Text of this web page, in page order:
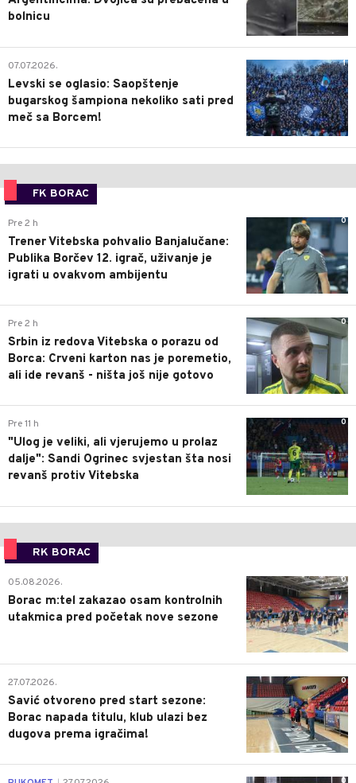
bolnicu
1
07.07.2026.
Levski se oglasio: Saopštenje
bugarskog šampiona nekoliko sati pred
meč sa Borcem!
FK BORAC
0
Pre 2 h
Trener Vitebska pohvalio Banjalučane:
Publika Borčev 12. igrač, uživanje je
igrati u ovakvom ambijentu
0
Pre 2 h
Srbin iz redova Vitebska o porazu od
Borca: Crveni karton nas je poremetio,
ali ide revanš - ništa još nije gotovo
0
Pre 11 h
"Ulog je veliki, ali vjerujemo u prolaz
dalje": Sandi Ogrinec svjestan šta nosi
revanš protiv Vitebska
RK BORAC
0
05.08.2026.
Borac m:tel zakazao osam kontrolnih
utakmica pred početak nove sezone
0
27.07.2026.
Savić otvoreno pred start sezone:
Borac napada titulu, klub ulazi bez
dugova prema igračima!
0